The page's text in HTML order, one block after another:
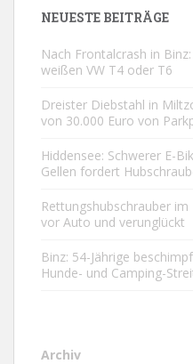
NEUESTE BEITRÄGE
Nach Frontalcrash in
weißen VW T4 oder T6
Dreister Diebstahl in
von 30.000 Euro von
Hiddensee: Schwerer E-
Gellen fordert
Rettungshubschrauber
vor Auto und verunglückt
Binz: 54-Jährige
Hunde- und Camping-
Archiv